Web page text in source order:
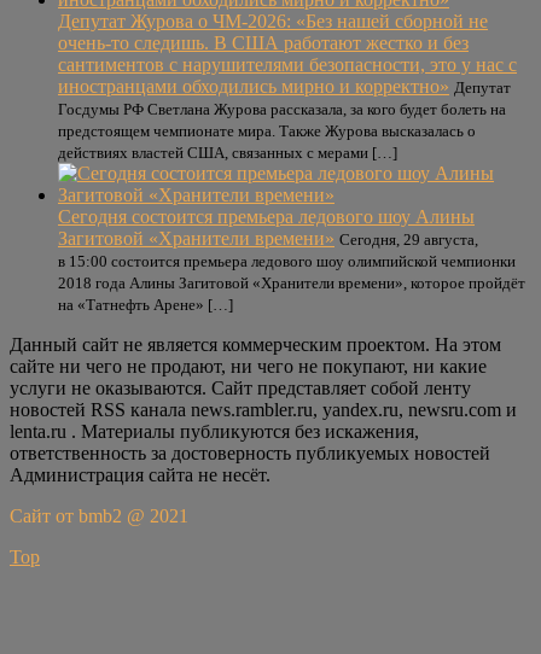
Депутат Журова о ЧМ-2026: «Без нашей сборной не
очень-то следишь. В США работают жестко и без
сантиментов с нарушителями безопасности, это у нас с
иностранцами обходились мирно и корректно» Депутат
Госдумы РФ Светлана Журова рассказала, за кого будет болеть на
предстоящем чемпионате мира. Также Журова высказалась о
действиях властей США, связанных с мерами […]
Сегодня состоится премьера ледового шоу Алины
Загитовой «Хранители времени» Сегодня, 29 августа,
в 15:00 состоится премьера ледового шоу олимпийской чемпионки
2018 года Алины Загитовой «Хранители времени», которое пройдёт
на «Татнефть Арене» […]
Данный сайт не является коммерческим проектом. На этом
сайте ни чего не продают, ни чего не покупают, ни какие
услуги не оказываются. Сайт представляет собой ленту
новостей RSS канала news.rambler.ru, yandex.ru, newsru.com и
lenta.ru . Материалы публикуются без искажения,
ответственность за достоверность публикуемых новостей
Администрация сайта не несёт.
Сайт от bmb2 @ 2021
Top